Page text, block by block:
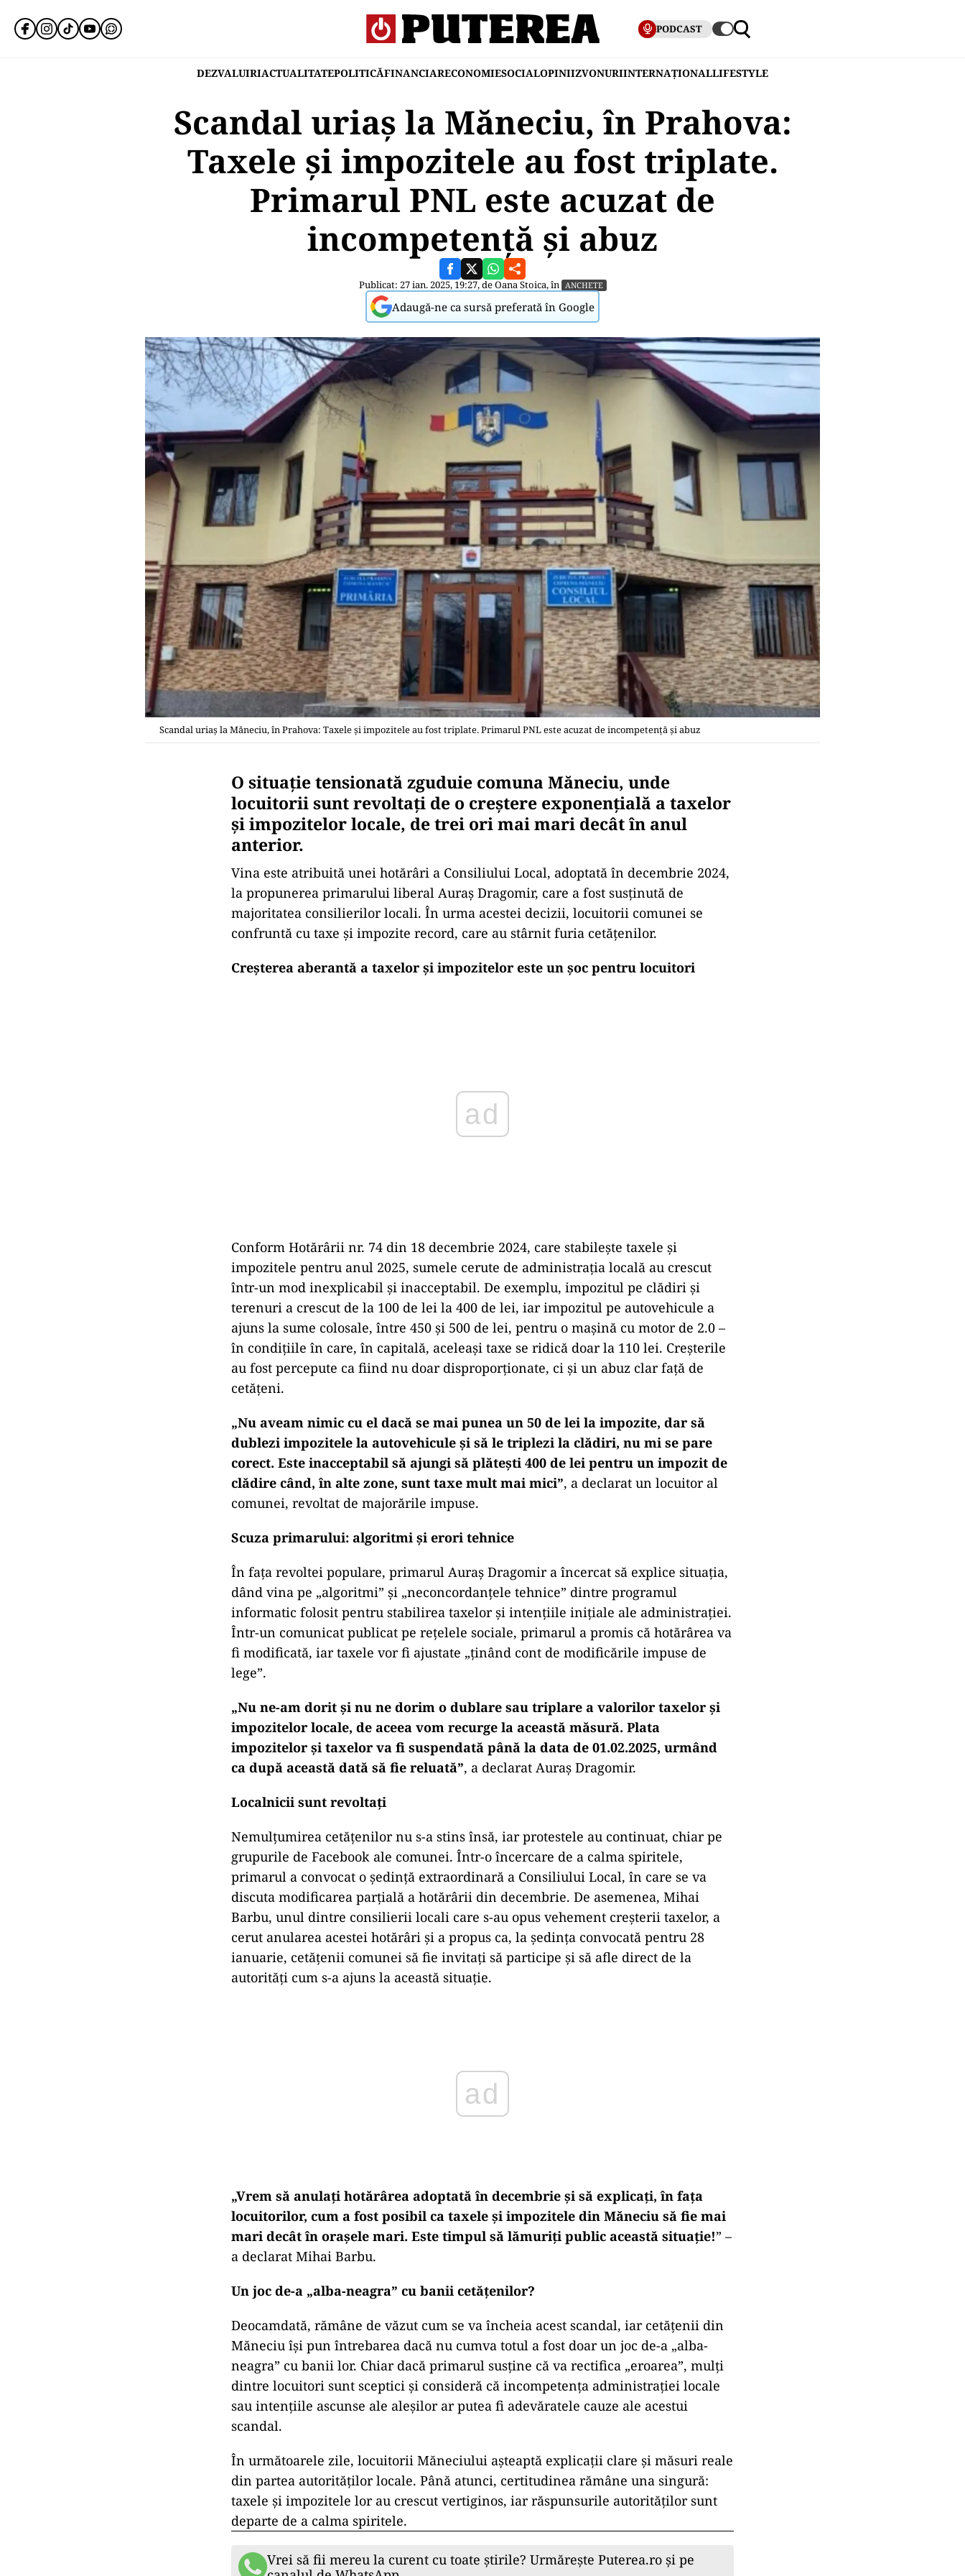
PODCAST
DEZVALUIRIACTUALITATEPOLITICĂFINANCIARECONOMIESOCIALOPINIIZVONURIINTERNAȚIONALLIFESTYLE
Scandal uriaș la Măneciu, în Prahova:
Taxele și impozitele au fost triplate.
Primarul PNL este acuzat de
incompetență și abuz
Publicat: 27 ian. 2025, 19:27, deOana Stoica, în ANCHETE
Adaugă-ne ca sursă preferată în Google
Scandal uriaș la Măneciu, în Prahova: Taxele și impozitele au fost triplate. Primarul PNL este acuzat de incompetență și abuz
O situație tensionată zguduie comuna Măneciu, unde
locuitorii sunt revoltați de o creștere exponențială a taxelor
și impozitelor locale, de trei ori mai mari decât în anul
anterior.
Vina este atribuită unei hotărâri a Consiliului Local, adoptată în decembrie 2024,
la propunerea primarului liberal Auraș Dragomir, care a fost susținută de
majoritatea consilierilor locali. În urma acestei decizii, locuitorii comunei se
confruntă cu taxe și impozite record, care au stârnit furia cetățenilor.
Creșterea aberantă a taxelor și impozitelor este un șoc pentru locuitori
Conform Hotărârii nr. 74 din 18 decembrie 2024, care stabilește taxele și
impozitele pentru anul 2025, sumele cerute de administrația locală au crescut
într-un mod inexplicabil și inacceptabil. De exemplu, impozitul pe clădiri și
terenuri a crescut de la 100 de lei la 400 de lei, iar impozitul pe autovehicule a
ajuns la sume colosale, între 450 și 500 de lei, pentru o mașină cu motor de 2.0 –
în condițiile în care, în capitală, aceleași taxe se ridică doar la 110 lei. Creșterile
au fost percepute ca fiind nu doar disproporționate, ci și un abuz clar față de
cetățeni.
„Nu aveam nimic cu el dacă se mai punea un 50 de lei la impozite, dar să
dublezi impozitele la autovehicule și să le triplezi la clădiri, nu mi se pare
corect. Este inacceptabil să ajungi să plătești 400 de lei pentru un impozit de
clădire când, în alte zone, sunt taxe mult mai mici”, a declarat un locuitor al
comunei, revoltat de majorările impuse.
Scuza primarului: algoritmi și erori tehnice
În fața revoltei populare, primarul Auraș Dragomir a încercat să explice situația,
dând vina pe „algoritmi” și „neconcordanțele tehnice” dintre programul
informatic folosit pentru stabilirea taxelor și intențiile inițiale ale administrației.
Într-un comunicat publicat pe rețelele sociale, primarul a promis că hotărârea va
fi modificată, iar taxele vor fi ajustate „ținând cont de modificările impuse de
lege”.
„Nu ne-am dorit și nu ne dorim o dublare sau triplare a valorilor taxelor și
impozitelor locale, de aceea vom recurge la această măsură. Plata
impozitelor și taxelor va fi suspendată până la data de 01.02.2025, urmând
ca după această dată să fie reluată”, a declarat Auraș Dragomir.
Localnicii sunt revoltați
Nemulțumirea cetățenilor nu s-a stins însă, iar protestele au continuat, chiar pe
grupurile de Facebook ale comunei. Într-o încercare de a calma spiritele,
primarul a convocat o ședință extraordinară a Consiliului Local, în care se va
discuta modificarea parțială a hotărârii din decembrie. De asemenea, Mihai
Barbu, unul dintre consilierii locali care s-au opus vehement creșterii taxelor, a
cerut anularea acestei hotărâri și a propus ca, la ședința convocată pentru 28
ianuarie, cetățenii comunei să fie invitați să participe și să afle direct de la
autorități cum s-a ajuns la această situație.
ad
„Vrem să anulați hotărârea adoptată în decembrie și să explicați, în fața
locuitorilor, cum a fost posibil ca taxele și impozitele din Măneciu să fie mai
mari decât în orașele mari. Este timpul să lămuriți public această situație!” –
a declarat Mihai Barbu.
Un joc de-a „alba-neagra” cu banii cetățenilor?
Deocamdată, rămâne de văzut cum se va încheia acest scandal, iar cetățenii din
Măneciu își pun întrebarea dacă nu cumva totul a fost doar un joc de-a „alba-
neagra” cu banii lor. Chiar dacă primarul susține că va rectifica „eroarea”, mulți
dintre locuitori sunt sceptici și consideră că incompetența administrației locale
sau intențiile ascunse ale aleșilor ar putea fi adevăratele cauze ale acestui
scandal.
În următoarele zile, locuitorii Măneciului așteaptă explicații clare și măsuri reale
din partea autorităților locale. Până atunci, certitudinea rămâne una singură:
taxele și impozitele lor au crescut vertiginos, iar răspunsurile autorităților sunt
departe de a calma spiritele.
Vrei să fii mereu la curent cu toate știrile? Urmărește Puterea.ro și pe